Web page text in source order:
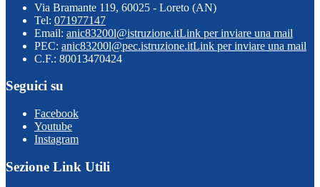
Via Bramante 119, 60025 - Loreto (AN)
Tel: 071977147
Email: anic83200l@istruzione.itLink per inviare una mail
PEC: anic83200l@pec.istruzione.itLink per inviare una mail
C.F.: 80013470424
Seguici su
Facebook
Youtube
Instagram
Sezione Link Utili